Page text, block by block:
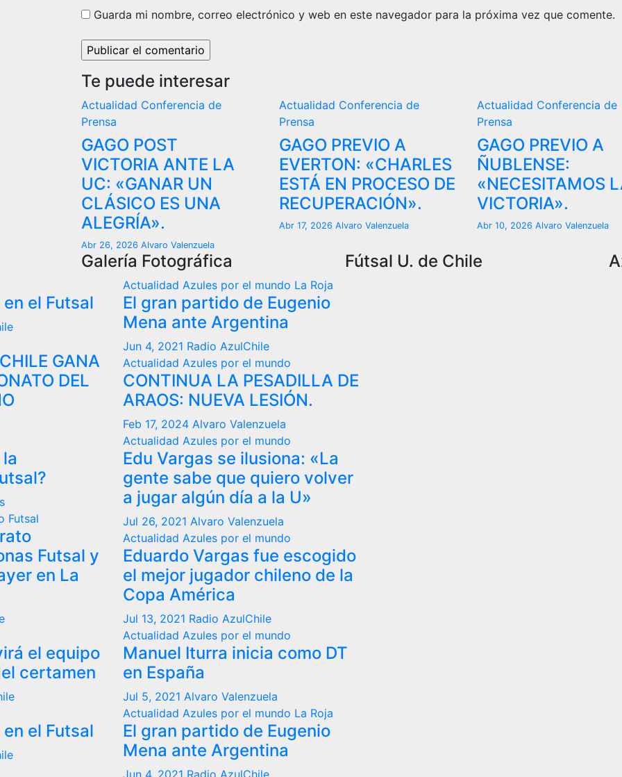
Guarda mi nombre, correo electrónico y web en este navegador para la próxima vez que comente.
Te puede interesar
Actualidad Conferencia de
Prensa
GAGO POST
VICTORIA ANTE LA
UC: «GANAR UN
CLÁSICO ES UNA
ALEGRÍA».
Abr 26, 2026 Alvaro Valenzuela
Actualidad Conferencia de
Prensa
GAGO PREVIO A
EVERTON: «CHARLES
ESTÁ EN PROCESO DE
RECUPERACIÓN».
Abr 17, 2026 Alvaro Valenzuela
Actualidad Conferencia de
Prensa
GAGO PREVIO A
ÑUBLENSE:
«NECESITAMOS
VICTORIA».
Abr 10, 2026 Alvaro Valenzuela
Galería Fotográfica Fútsal U. de Chile
Eugenio
mundo
DE
«La
volver
a la U»
mundo
fue escogido
de la
como DT
Eugenio